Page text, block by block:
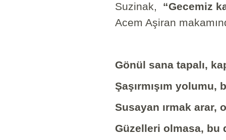
Suzinak, “Gecemiz
Acem Aşiran
Gönül sana tapalı,
Şaşırmışım yolumu,
Susayan ırmak arar,
Güzelleri olmasa, bu